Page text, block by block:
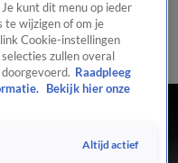
ShopUitzending
kunt dit menu op ieder
te wijzigen of om je
Cookie-instellingen
zullen overal
Raadpleeg
Bekijk hier onze
Altijd actief